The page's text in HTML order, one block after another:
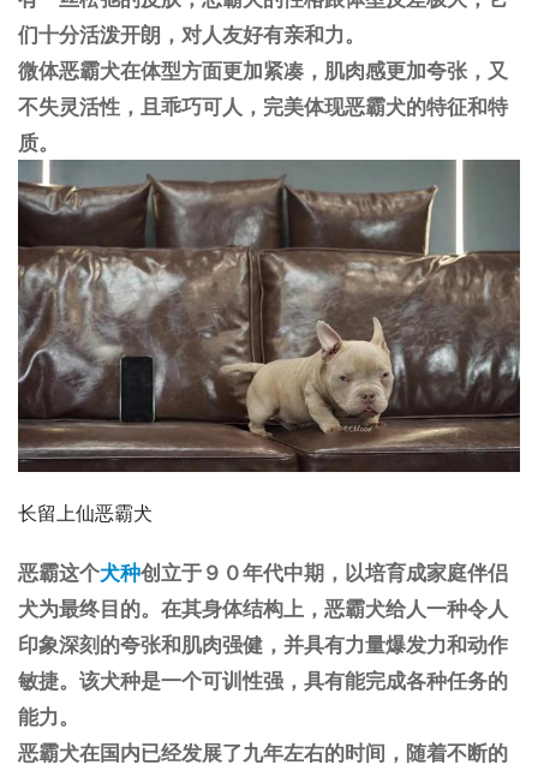
们十分活泼开朗，对人友好有亲和力。
微体恶霸犬在体型方面更加紧凑，肌肉感更加夸张，又
不失灵活性，且乖巧可人，完美体现恶霸犬的特征和特
质。
长留上仙恶霸犬
恶霸这个犬种创立于９０年代中期，以培育成家庭伴侣
犬为最终目的。在其身体结构上，恶霸犬给人一种令人
印象深刻的夸张和肌肉强健，并具有力量爆发力和动作
敏捷。该犬种是一个可训性强，具有能完成各种任务的
能力。
恶霸犬在国内已经发展了九年左右的时间，随着不断的